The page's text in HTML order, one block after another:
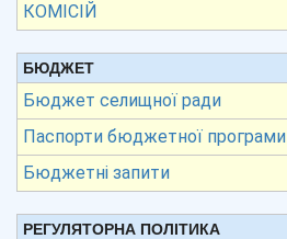
КОМІСІЙ
БЮДЖЕТ
Бюджет селищної ради
Паспорти бюджетної програми
Бюджетні запити
РЕГУЛЯТОРНА ПОЛІТИКА